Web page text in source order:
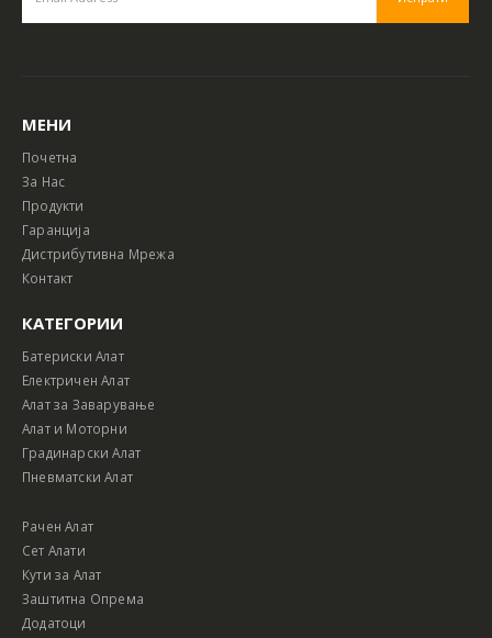
МЕНИ
Почетна
За Нас
Продукти
Гаранција
Дистрибутивна Мрежа
Контакт
КАТЕГОРИИ
Батериски Алат
Електричен Алат
Алат за Заварување
Алат и Моторни
Градинарски Алат
Пневматски Алат
Рачен Алат
Сет Алати
Кути за Алат
Заштитна Опрема
Додатоци